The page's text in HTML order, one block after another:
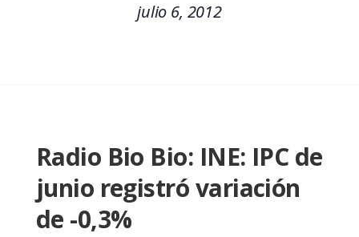
julio 6, 2012
Radio Bio Bio: INE: IPC de
junio registró variación
de -0,3%